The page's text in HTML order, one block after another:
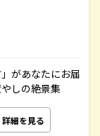
があなたにお届
しの絶景集
詳細を見る